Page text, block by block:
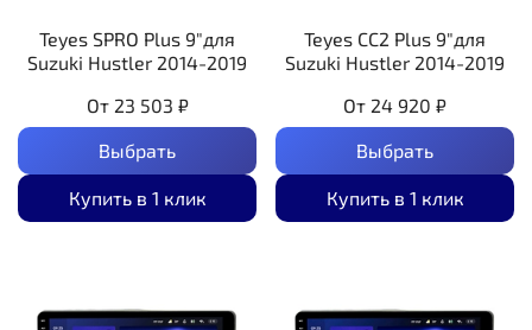
Teyes SPRO Plus 9"для
Suzuki Hustler 2014-2019
От 23 503 ₽
Выбрать
Купить в 1 клик
Teyes CC2 Plus 9"для
Suzuki Hustler 2014-2019
От 24 920 ₽
Выбрать
Купить в 1 клик